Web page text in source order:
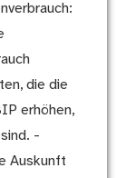
die die
erhöhen,
-
Auskunft